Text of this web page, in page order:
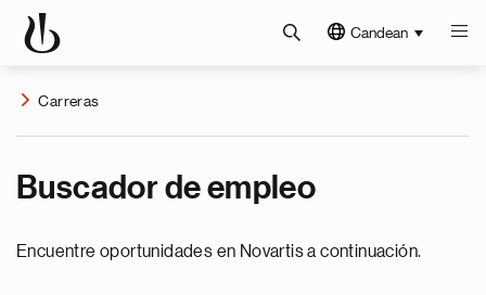
Candean
Carreras
Buscador de empleo
Encuentre oportunidades en Novartis a continuación.